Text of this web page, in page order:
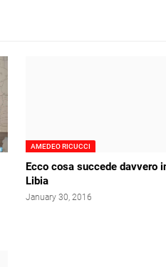
AMEDEO RICUCCI
Ecco cosa succede davvero
Libia
January 30, 2016